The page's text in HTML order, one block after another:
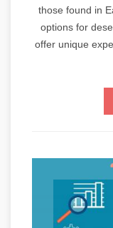
those found in
options for
offer unique